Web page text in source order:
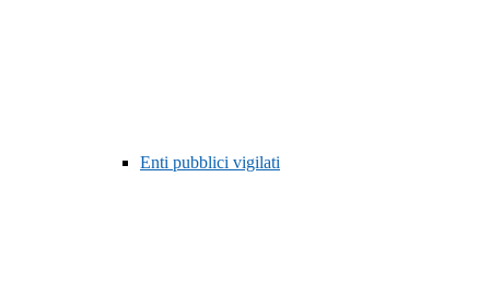
Enti pubblici vigilati